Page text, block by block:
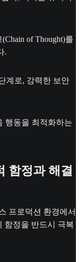
of Thought)를
.
계로, 강력한 보안
행동을 최적화하는
함정과 해결
프로덕션 환경에서
함정을 반드시 극복